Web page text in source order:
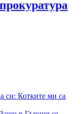
си: Котките ми са